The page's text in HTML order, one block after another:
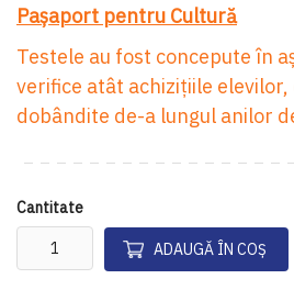
Paşaport pentru Cultură
Testele au fost concepute în
verifice atât achiziţiile
dobândite de-a lungul anilor
Cantitate
ADAUGĂ ÎN COȘ